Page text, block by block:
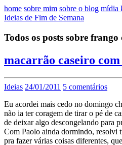
home sobre mim sobre o blog mídia
Ideias de Fim de Semana
Todos os posts sobre frango
macarrão caseiro
Ideias 24/01/2011 5 comentários
Eu acordei mais cedo no domingo
não ia ter coragem de tirar o pé de
de deixar algo descongelando para
Com Paolo ainda dormindo, resolvi
pra fazer várias coisas diferentes,